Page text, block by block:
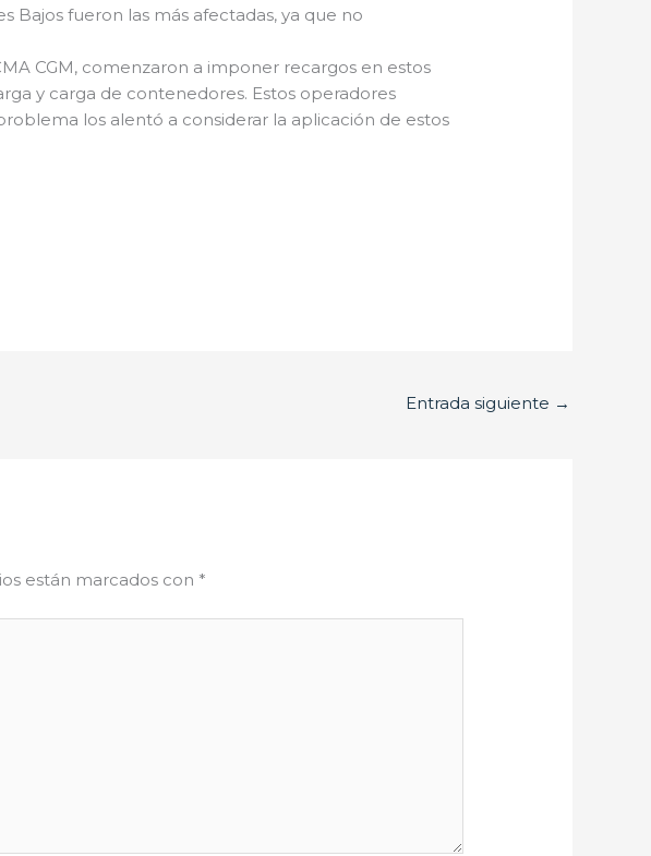
fueron las más afectadas, ya que no
CGM, comenzaron a imponer recargos en estos
y carga de contenedores. Estos operadores
los alentó a considerar la aplicación de estos
Entrada siguiente →
están marcados con *